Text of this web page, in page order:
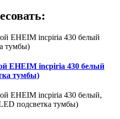
EHEIM incpiria 430 белый
тумбы)